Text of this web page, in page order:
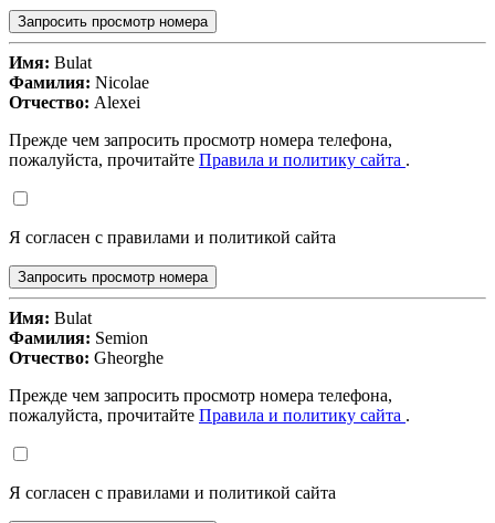
Запросить просмотр номера
Имя: Bulat
Фамилия: Nicolae
Отчество: Alexei
Прежде чем запросить просмотр номера телефона,
пожалуйста, прочитайте Правила и политику сайта .
Я согласен с правилами и политикой сайта
Запросить просмотр номера
Имя: Bulat
Фамилия: Semion
Отчество: Gheorghe
Прежде чем запросить просмотр номера телефона,
пожалуйста, прочитайте Правила и политику сайта .
Я согласен с правилами и политикой сайта